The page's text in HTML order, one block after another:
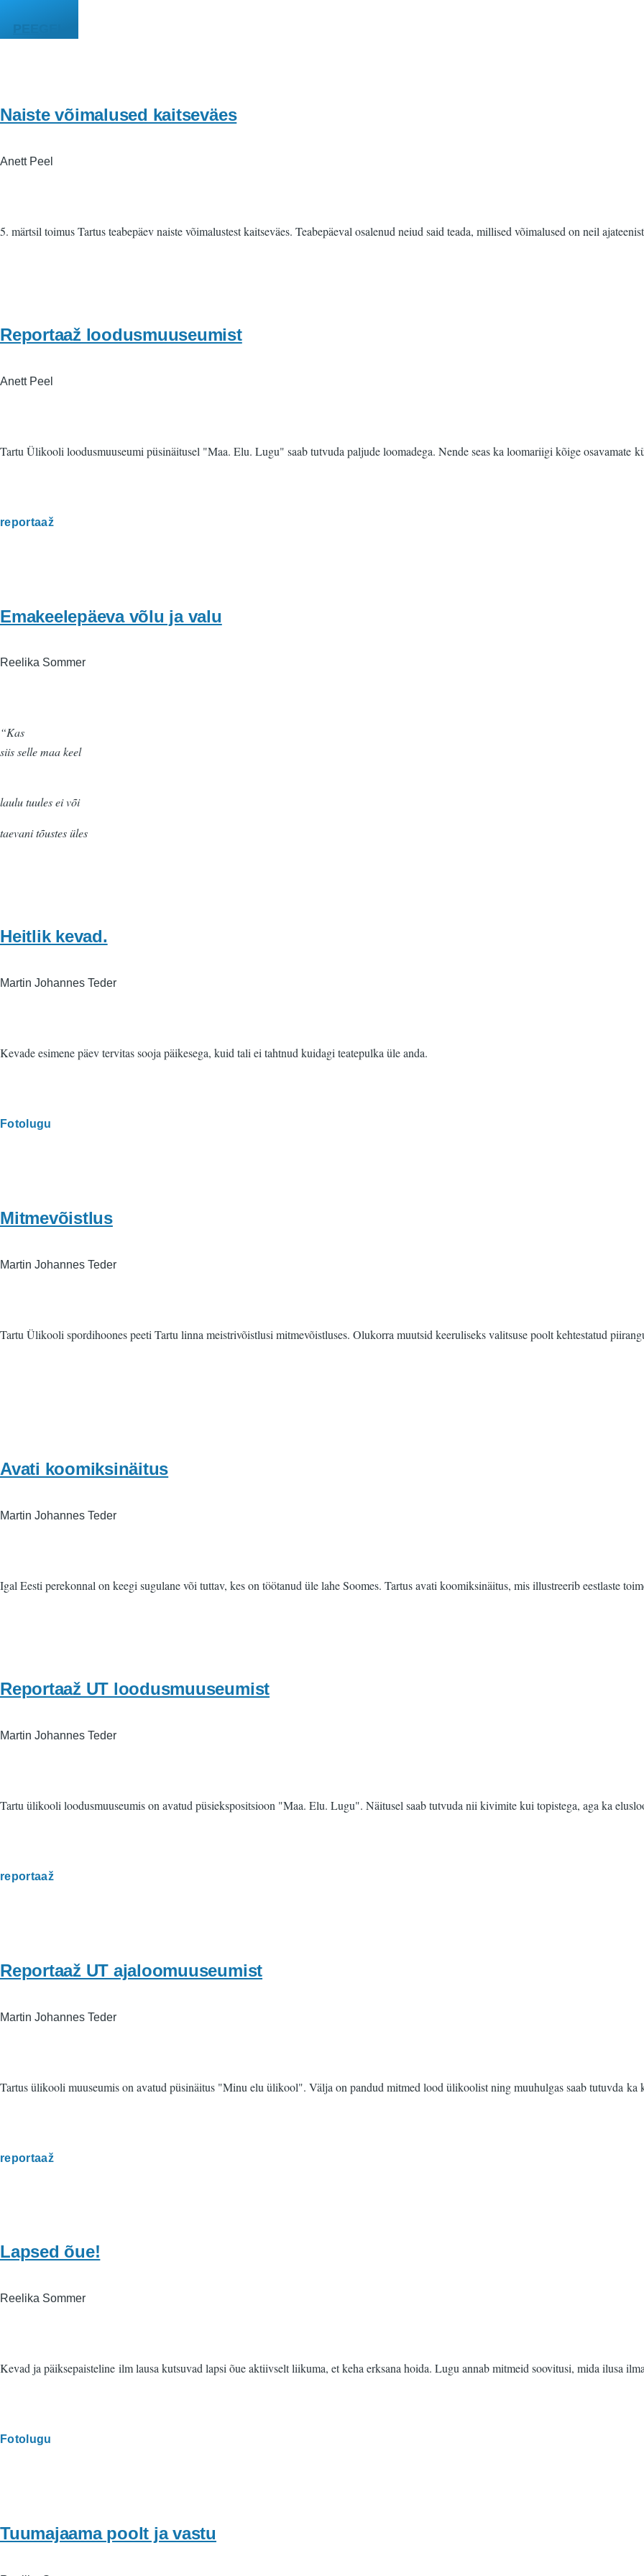
PEEGEL
Naiste võimalused kaitseväes
Anett Peel
5. märtsil toimus Tartus teabepäev naiste võimalustest kaitseväes. Teabepäeval osalenud neiud said teada, millised võimalused on neil
Reportaaž loodusmuuseumist
Anett Peel
Tartu Ülikooli loodusmuuseumi püsinäitusel "Maa. Elu. Lugu" saab tutvuda paljude loomadega. Nende seas ka loomariigi kõige osavamate
reportaaž
Emakeelepäeva võlu ja valu
Reelika Sommer
“Kas
siis selle maa keel
laulu tuules ei või
taevani tõustes üles
Heitlik kevad.
Martin Johannes Teder
Kevade esimene päev tervitas sooja päikesega, kuid tali ei tahtnud kuidagi teatepulka üle anda.
Fotolugu
Mitmevõistlus
Martin Johannes Teder
Tartu Ülikooli spordihoones peeti Tartu linna meistrivõistlusi mitmevõistluses. Olukorra muutsid keeruliseks valitsuse poolt kehtestatud
Avati koomiksinäitus
Martin Johannes Teder
Igal Eesti perekonnal on keegi sugulane või tuttav, kes on töötanud üle lahe Soomes. Tartus avati koomiksinäitus, mis illustreerib eestlaste
Reportaaž UT loodusmuuseumist
Martin Johannes Teder
Tartu ülikooli loodusmuuseumis on avatud püsiekspositsioon "Maa. Elu. Lugu". Näitusel saab tutvuda nii kivimite kui topistega, aga ka
reportaaž
Reportaaž UT ajaloomuuseumist
Martin Johannes Teder
Tartus ülikooli muuseumis on avatud püsinäitus "Minu elu ülikool". Välja on pandud mitmed lood ülikoolist ning muuhulgas saab tutuvda ka
reportaaž
Lapsed õue!
Reelika Sommer
Kevad ja päiksepaisteline ilm lausa kutsuvad lapsi õue aktiivselt liikuma, et keha erksana hoida. Lugu annab mitmeid soovitusi, mida ilusa
Fotolugu
Tuumajaama poolt ja vastu